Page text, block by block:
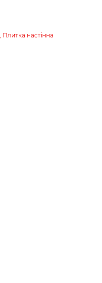
Плитка настінна